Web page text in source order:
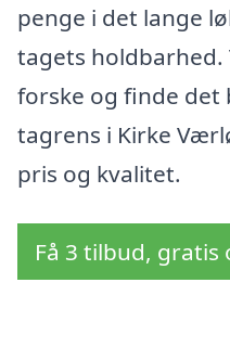
penge i det lange
tagets
forske og finde det
tagrens i Kirke
pris og kvalitet.
Få 3 tilbud,